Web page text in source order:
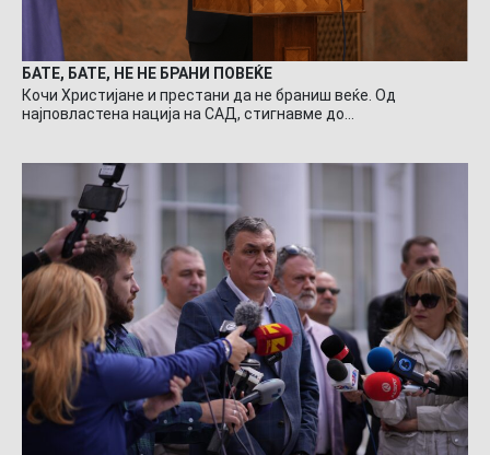
БАТЕ, БАТЕ, НЕ НЕ БРАНИ ПОВЕЌЕ
Кочи Христијане и престани да не браниш веќе. Од
најповластена нација на САД, стигнавме до…